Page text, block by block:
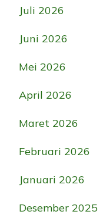
Juli 2026
Juni 2026
Mei 2026
April 2026
Maret 2026
Februari 2026
Januari 2026
Desember 2025